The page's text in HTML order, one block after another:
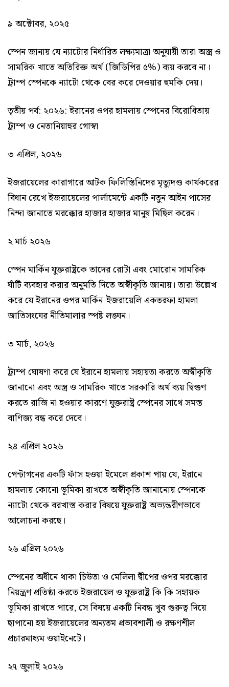
৯ অক্টোবর, ২০২৫
স্পেন জানায় যে ন্যাটোর নির্ধারিত লক্ষ্যমাত্রা অনুযায়ী তারা অস্ত্র ও
সামরিক খাতে অতিরিক্ত অর্থ (জিডিপির ৫%) ব্যয় করবে না।
ট্রাম্প স্পেনকে ন্যাটো থেকে বের করে দেওয়ার হুমকি দেয়।
তৃতীয় পর্ব: ২০২৬: ইরানের ওপর হামলায় স্পেনের বিরোধিতায়
ট্রাম্প ও নেতানিয়াহুর গোস্বা
৩ এপ্রিল, ২০২৬
ইজরায়েলের কারাগারে আটক ফিলিস্তিনিদের মৃত্যুদণ্ড কার্যকরের
বিধান রেখে ইজরায়েলের পার্লামেন্টে একটি নতুন আইন পাসের
নিন্দা জানাতে মরক্কোর হাজার হাজার মানুষ মিছিল করেন।
২ মার্চ ২০২৬
স্পেন মার্কিন যুক্তরাষ্ট্রকে তাদের রোটা এবং মোরোন সামরিক
ঘাঁটি ব্যবহার করার অনুমতি দিতে অস্বীকৃতি জানায়। তারা উল্লেখ
করে যে ইরানের ওপর মার্কিন-ইজরায়েলি একতরফা হামলা
জাতিসংঘের নীতিমালার স্পষ্ট লঙ্ঘন।
৩ মার্চ, ২০২৬
ট্রাম্প ঘোষণা করে যে ইরানে হামলায় সহায়তা করতে অস্বীকৃতি
জানানো এবং অস্ত্র ও সামরিক খাতে সরকারি অর্থ ব্যয় দ্বিগুণ
করতে রাজি না হওয়ার কারণে যুক্তরাষ্ট্র স্পেনের সাথে সমস্ত
বাণিজ্য বন্ধ করে দেবে।
২৪ এপ্রিল ২০২৬
পেন্টাগনের একটি ফাঁস হওয়া ইমেলে প্রকাশ পায় যে, ইরানে
হামলায় কোনো ভূমিকা রাখতে অস্বীকৃতি জানানোয় স্পেনকে
ন্যাটো থেকে বরখাস্ত করার বিষয়ে যুক্তরাষ্ট্র অভ্যন্তরীণভাবে
আলোচনা করছে।
২৬ এপ্রিল ২০২৬
স্পেনের অধীনে থাকা চিউতা ও মেলিলা দ্বীপের ওপর মরক্কোর
নিয়ন্ত্রণ প্রতিষ্ঠা করতে ইজরায়েল ও যুক্তরাষ্ট্র কি কি সহায়ক
ভূমিকা রাখতে পারে, সে বিষয়ে একটি নিবন্ধ খুব গুরুত্ব দিয়ে
ছাপানো হয় ইজরায়েলের অন্যতম প্রভাবশালী ও রক্ষণশীল
প্রচারমাধ্যম ওয়াইনেটে।
২৭ জুলাই ২০২৬